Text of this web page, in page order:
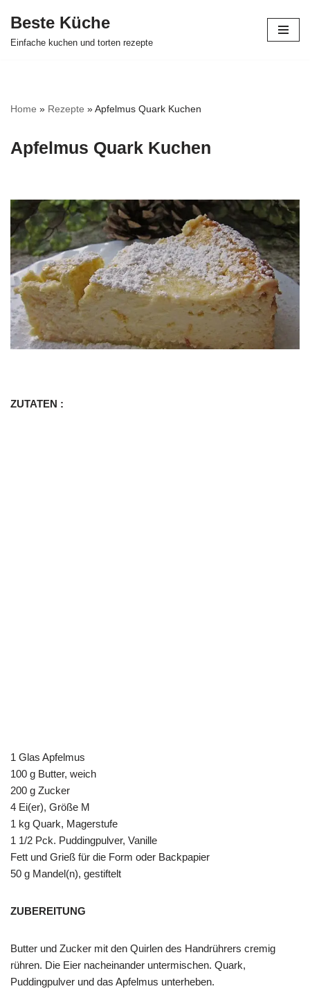
Zum
Beste Küche
Einfache kuchen und torten rezepte
Home » Rezepte »Apfelmus Quark Kuchen
Apfelmus Quark Kuchen
ZUTATEN :
1 Glas Apfelmus
100 g Butter, weich
200 g Zucker
4 Ei(er), Größe M
1 kg Quark, Magerstufe
1 1/2 Pck. Puddingpulver, Vanille
Fett und Grieß für die Form oder Backpapier
50 g Mandel(n), gestiftelt
ZUBEREITUNG
Butter und Zucker mit den Quirlen des Handrührers cremig
rühren. Die Eier nacheinander untermischen. Quark,
Puddingpulver und das Apfelmus unterheben.